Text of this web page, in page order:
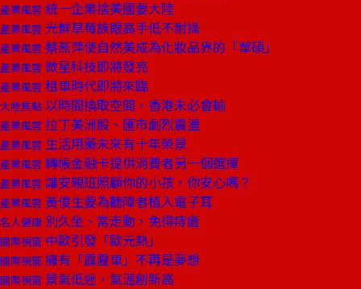
產業風雲 統一企業捨美國要大陸
產業風雲 光鮮草莓族眼高手低不耐操
產業風雲 蔡燕萍使自然美成為化妝品界的「華碩」
產業風雲 微星科技即將發亮
產業風雲 租車時代即將來臨
大陸焦點 以時間換取空間，香港未必會輸
產業風雲 拉丁美洲股、匯市劇烈震盪
產業風雲 生活用藥未來有十年榮景
產業風雲 轉帳金融卡提供消費者另一個選擇
產業風雲 讓安親班照顧你的小孩，你安心嗎？
產業風雲 黃俊生要為聽障者植入電子耳
名人健康 別久坐、常走動，免得痔瘡
國際視窗 中歐引發「歐元熱」
國際視窗 擁有「霹靂車」不再是夢想
國際視窗 景氣低迷，氣溫創新高